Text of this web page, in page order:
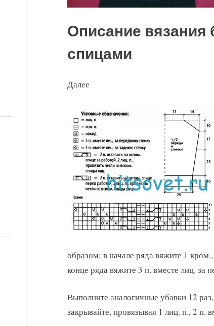
Описание вязания
спицами
Далее
образом: в начале ряда вяжите 1
конце ряда вяжите 3 п. вместе лиц. за
Выполните аналогичные убавки 12
закрывайте, провязывая 1 лиц. п., 2 п.